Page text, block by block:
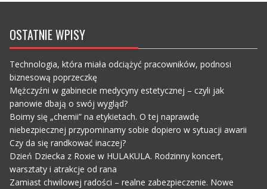
OSTATNIE WPISY
Technologia, która miała odciążyć pracowników, podnosi
biznesową poprzeczkę
Mężczyźni w gabinecie medycyny estetycznej – czyli jak
panowie dbają o swój wygląd?
Boimy się „chemii” na etykietach. O tej naprawdę
niebezpiecznej przypominamy sobie dopiero w sytuacji awarii
Czy da się randkować inaczej?
Dzień Dziecka z Roxie w HULAKULA. Rodzinny koncert,
warsztaty i atrakcje od rana
Zamiast chwilowej radości – realne zabezpieczenie. Nowe